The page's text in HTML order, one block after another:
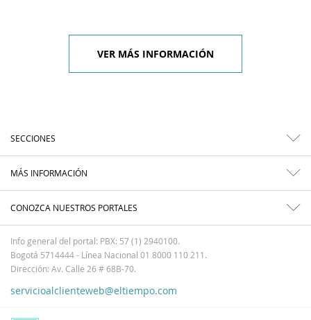
VER MÁS INFORMACIÓN
SECCIONES
MÁS INFORMACIÓN
CONOZCA NUESTROS PORTALES
Info general del portal: PBX: 57 (1) 2940100.
Bogotá 5714444 - Línea Nacional 01 8000 110 211.
Dirección: Av. Calle 26 # 68B-70.
servicioalclienteweb@eltiempo.com